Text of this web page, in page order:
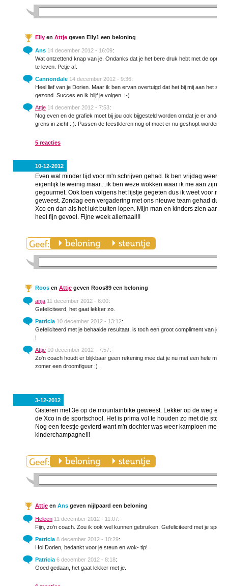
Ellyen Attjegeven Elly1 een beloning
Ans 14 december 2012 - 16:09:
Wat ontzettend knap van je. Ondanks dat je het bere druk hebt met de
te leven. Petje af.
Cannondale 14 december 2012 - 9:36:
Heel lief van je Dorien. Maar ik ben ervan overtuigd dat het bij mij aan het
gezond. Succes en ik blijf je volgen. :-)
Attje 14 december 2012 - 7:53:
Nog even en de grafiek moet bij jou ook bijgesteld worden omdat je er
grens in zicht : ). Passen de feestkleren nog of moet er nu geshopt worden
5 reacties
10-12-2012
Even wat minder tijd voor m'n schrijven gehad. Ik ben vrijdag weer
eigenlijk te weinig maar....ik ben weze wokken waar ik me aan zijn
gegourmet. Ook toen volgens het lijstje gegeten dus ik weet voor
geweest. Zondag een vergadering met ons nieuwe team gehad dus
Xco en dan als het lukt buiten lopen. Mijn man en kinders zien aan
heel fijn gevoel. Fijne week allemaal!!!
Roosen Attjegeven Roos89 een beloning
anja 11 december 2012 - 6:00:
Gefeliciteerd, het gaat lekker zo.
Patricia 10 december 2012 - 13:12:
Gefeliciteerd met je behaalde resultaat, is toch een groot compliment van je
!
Attje 10 december 2012 - 7:57:
Zo'n coach houdt er blijkbaar geen rekening mee dat je nu met een hele
zomer een droomfiguur :) .
3-12-2012
Gisteren met 3e op de mountainbike geweest. Lekker op de weg en
de Xco in de sportschool. Het is prima vol te houden zo met die stok
Nog een feestje gevierd want m'n dochter was weer kampioen met
kinderchampagne!!!
Attjeen Ans geven nijlpaard een beloning
Heleen 11 december 2012 - 11:07:
Fijn, zo'n coach. Zou ik ook wel kunnen gebruiken. Gefeliciteerd met je
Patricia 8 december 2012 - 10:29:
Hoi Dorien, bedankt voor je steun en wok- tip!
Patricia 6 december 2012 - 8:18:
Goed gedaan, het gaat lekker met je.